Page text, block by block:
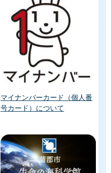
マイナンバーカード（個人番
号カード）について